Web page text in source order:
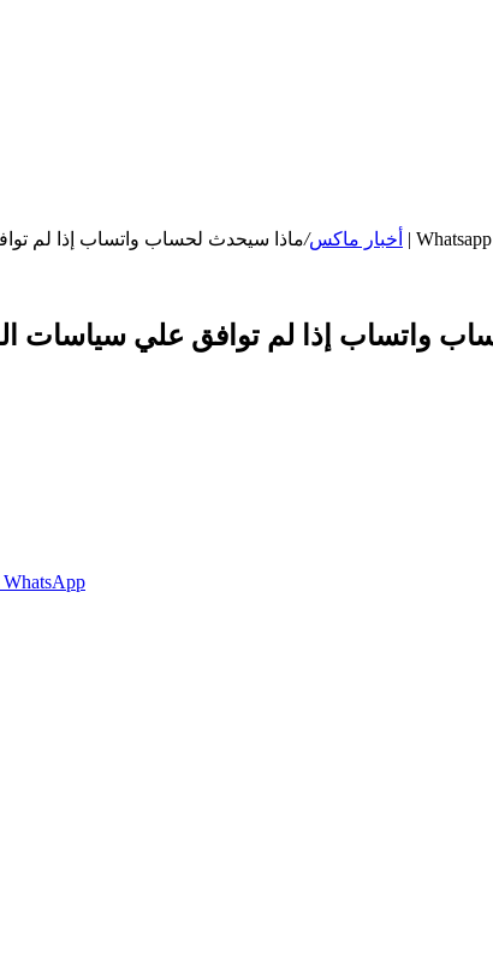
أخبار ماكس/
ماذا سيحدث لحساب واتساب إذا لم توافق علي سياسات الخصوصية بحلول 15 مايو القادم …؟ واتساب تُجيب | Whatsapp
WhatsApp